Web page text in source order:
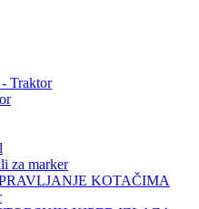
Traktor
za marker
KOTAČIMA